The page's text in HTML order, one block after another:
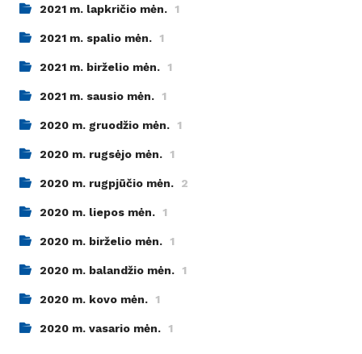
2021 m. lapkričio mėn. 1
2021 m. spalio mėn. 1
2021 m. birželio mėn. 1
2021 m. sausio mėn. 1
2020 m. gruodžio mėn. 1
2020 m. rugsėjo mėn. 1
2020 m. rugpjūčio mėn. 2
2020 m. liepos mėn. 1
2020 m. birželio mėn. 1
2020 m. balandžio mėn. 1
2020 m. kovo mėn. 1
2020 m. vasario mėn. 1